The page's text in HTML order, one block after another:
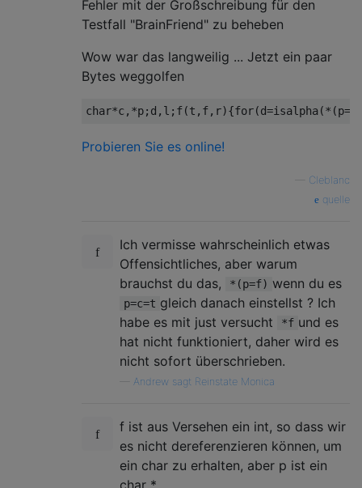
Fehler mit der Großschreibung für den
Testfall "BrainFriend" zu beheben
Wow war das langweilig ... Jetzt ein paar
Bytes weggolfen
char*c ,*p; d , l ; f(t , f, r){for(d=isalpha(*(p=
Probieren Sie es online!
Cleblanc
quelle
Ich vermisse wahrscheinlich etwas
Offensichtliches, aber warum
brauchst du das,
*(p=f) wenn du es
p=c=t gleich danach einstellst ? Ich
habe es mit just versucht
*f und es
hat nicht funktioniert, daher wird es
nicht sofort überschrieben.
Andrew sagt Reinstate Monica
f ist aus Versehen ein int, so dass wir
es nicht dereferenzieren können, um
ein char zu erhalten, aber p ist ein
char *